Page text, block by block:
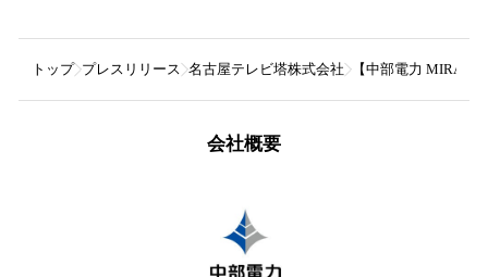
トップ プレスリリース 名古屋テレビ塔株式会社 【中部電力 MIRAI
会社概要